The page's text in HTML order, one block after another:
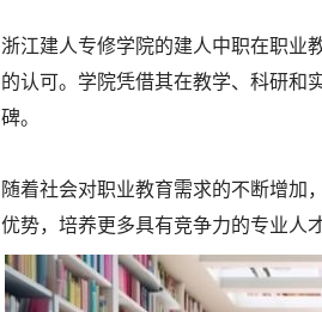
浙江建人专修学院的建人中职在职业
的认可。学院凭借其在教学、科研和
碑。
随着社会对职业教育需求的不断增加
优势，培养更多具有竞争力的专业人